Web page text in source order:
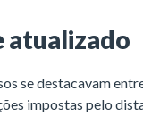
atualizado
se destacavam
impostas pelo